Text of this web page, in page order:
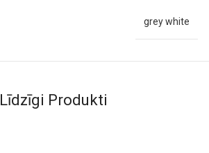
grey white
Līdzīgi Produkti